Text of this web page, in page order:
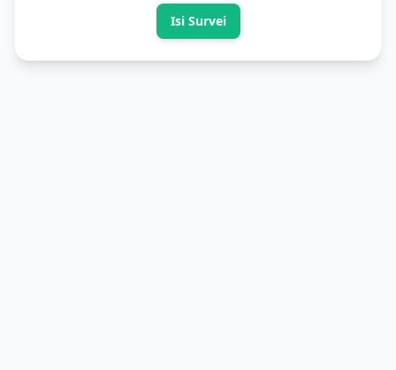
Isi Survei